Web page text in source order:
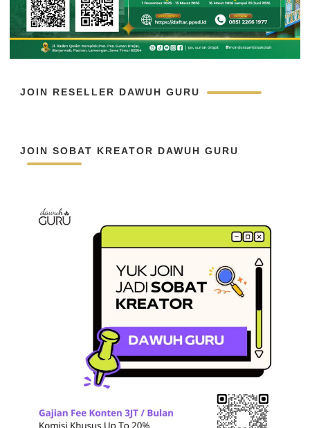
JOIN RESELLER DAWUH GURU
JOIN SOBAT KREATOR DAWUH GURU